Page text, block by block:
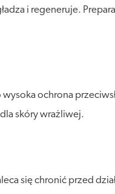
i regeneruje.
ochrona
skóry wrażliwej.
się chronić przed